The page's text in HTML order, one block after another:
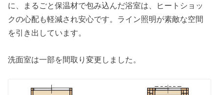
に、まるごと保温材で包み込んだ浴室は、ヒートショッ
クの心配も軽減され安心です。ライン照明が素敵な空間
を引き出しています。
洗面室は一部を間取り変更しました。